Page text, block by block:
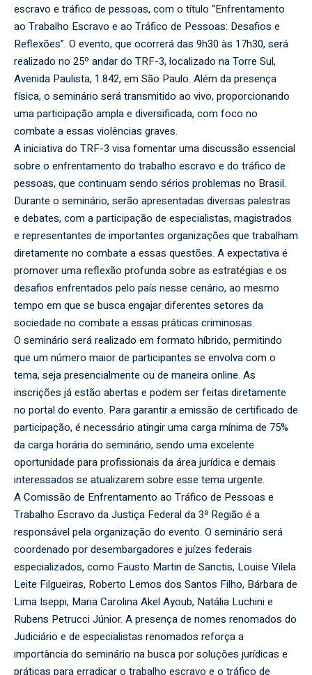
escravo e tráfico de pessoas, com o título “Enfrentamento
ao Trabalho Escravo e ao Tráfico de Pessoas: Desafios e
Reflexões”. O evento, que ocorrerá das 9h30 às 17h30, será
realizado no 25º andar do TRF-3, localizado na Torre Sul,
Avenida Paulista, 1.842, em São Paulo. Além da presença
física, o seminário será transmitido ao vivo, proporcionando
uma participação ampla e diversificada, com foco no
combate a essas violências graves.
A iniciativa do TRF-3 visa fomentar uma discussão essencial
sobre o enfrentamento do trabalho escravo e do tráfico de
pessoas, que continuam sendo sérios problemas no Brasil.
Durante o seminário, serão apresentadas diversas palestras
e debates, com a participação de especialistas, magistrados
e representantes de importantes organizações que trabalham
diretamente no combate a essas questões. A expectativa é
promover uma reflexão profunda sobre as estratégias e os
desafios enfrentados pelo país nesse cenário, ao mesmo
tempo em que se busca engajar diferentes setores da
sociedade no combate a essas práticas criminosas.
O seminário será realizado em formato híbrido, permitindo
que um número maior de participantes se envolva com o
tema, seja presencialmente ou de maneira online. As
inscrições já estão abertas e podem ser feitas diretamente
no portal do evento. Para garantir a emissão de certificado de
participação, é necessário atingir uma carga mínima de 75%
da carga horária do seminário, sendo uma excelente
oportunidade para profissionais da área jurídica e demais
interessados se atualizarem sobre esse tema urgente.
A Comissão de Enfrentamento ao Tráfico de Pessoas e
Trabalho Escravo da Justiça Federal da 3ª Região é a
responsável pela organização do evento. O seminário será
coordenado por desembargadores e juízes federais
especializados, como Fausto Martin de Sanctis, Louise Vilela
Leite Filgueiras, Roberto Lemos dos Santos Filho, Bárbara de
Lima Iseppi, Maria Carolina Akel Ayoub, Natália Luchini e
Rubens Petrucci Júnior. A presença de nomes renomados do
Judiciário e de especialistas renomados reforça a
importância do seminário na busca por soluções jurídicas e
práticas para erradicar o trabalho escravo e o tráfico de